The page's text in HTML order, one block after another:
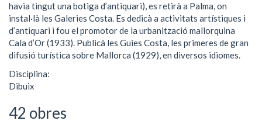
havia tingut una botiga d’antiquari), es retirà a Palma, on
instal·là les Galeries Costa. Es dedicà a activitats artístiques i
d’antiquari i fou el promotor de la urbanització mallorquina
Cala d’Or (1933). Publicà les Guies Costa, les primeres de gran
difusió turística sobre Mallorca (1929), en diversos idiomes.
Disciplina:
Dibuix
42 obres